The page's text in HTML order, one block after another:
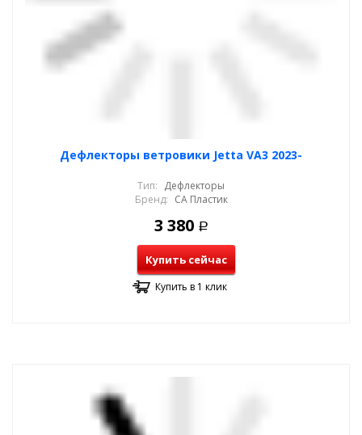
Дефлекторы ветровики Jetta VA3 2023-
Тип: Дефлекторы
Бренд: СА Пластик
3 380 Р
Купить сейчас
Купить в 1 клик